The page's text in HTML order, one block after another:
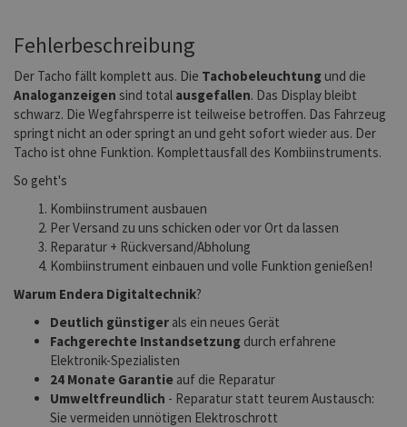
Fehlerbeschreibung
Der Tacho fällt komplett aus. Die Tachobeleuchtungund die
Analoganzeigen sind total ausgefallen. Das Display bleibt
schwarz. Die Wegfahrsperre ist teilweise betroffen. Das Fahrzeug
springt nicht an oder springt an und geht sofort wieder aus. Der
Tacho ist ohne Funktion. Komplettausfall des Kombiinstruments.
So geht's
Kombiinstrument ausbauen
Per Versand zu uns schicken oder vor Ort da lassen
Reparatur + Rückversand/Abholung
Kombiinstrument einbauen und volle Funktion genießen!
Warum Endera Digitaltechnik?
Deutlich günstiger als ein neues Gerät
Fachgerechte Instandsetzung durch erfahrene
Elektronik-Spezialisten
24 Monate Garantie auf die Reparatur
Umweltfreundlich - Reparatur statt teurem Austausch:
Sie vermeiden unnötigen Elektroschrott